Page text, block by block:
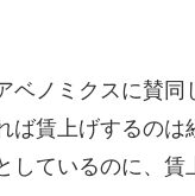
ベノミクスに賛
ば賃上げするの
しているのに、賃